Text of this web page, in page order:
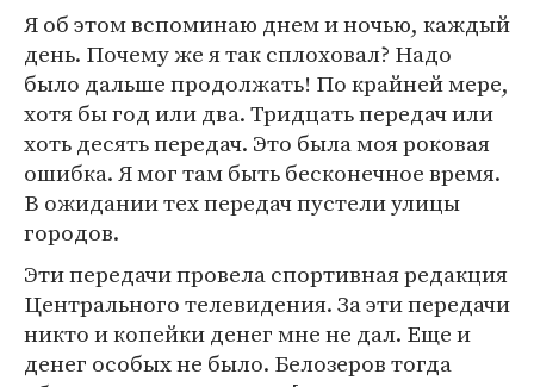
Я об этом вспоминаю днем и ночью, каждый
день. Почему же я так сплоховал? Надо
было дальше продолжать! По крайней мере,
хотя бы год или два. Тридцать передач или
хоть десять передач. Это была моя роковая
ошибка. Я мог там быть бесконечное время.
В ожидании тех передач пустели улицы
городов.
Эти передачи провела спортивная редакция
Центрального телевидения. За эти передачи
никто и копейки денег мне не дал. Еще и
денег особых не было. Белозеров тогда